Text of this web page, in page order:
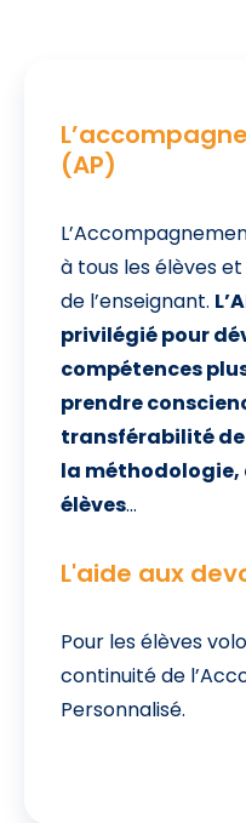
(AP)
à tous les élèves
de l’enseignant.
privilégié pour
compétences
prendre
transférabilité
la
élèves…
L'aide aux
Pour les élèves
continuité de
Personnalisé.